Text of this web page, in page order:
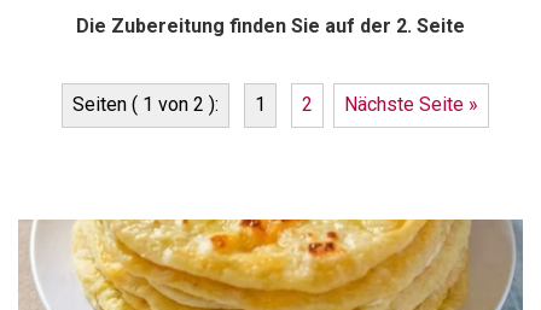
Die Zubereitung finden Sie auf der 2. Seite
Seiten ( 1 von 2 ): 1 2 Nächste Seite »